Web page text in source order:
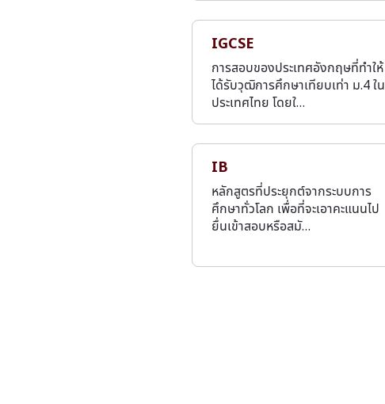
IGCSE
การสอบของประเทศอังกฤษที่ทำให้
ได้รับวุฒิการศึกษาเทียบเท่า ม.4 ใน
ประเทศไทย โดยใ…
IB
หลักสูตรที่ประยุกต์จากระบบการ
ศึกษาทั่วโลก เพื่อที่จะเอาคะแนนไป
ยื่นเข้าสอบหรือสมั…